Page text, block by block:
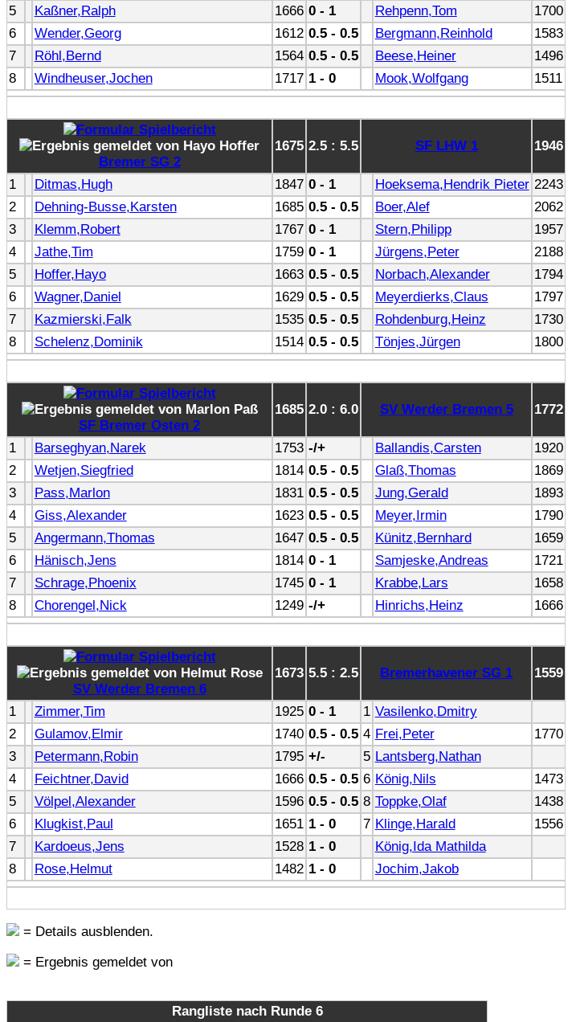
5
Kaßner,Ralph 1666 0 - 1 Rehpenn,Tom
1700
6
Wender,Georg 1612 0.5 - 0.5 Bergmann,Reinhold
1583
7
Röhl,Bernd 1564 0.5 - 0.5 Beese,Heiner
1496
8
Windheuser,Jochen 1717 1 - 0 Mook,Wolfgang 1511
Bremer SG 2
1675 2.5 : 5.5 SF LHW 1 1946
1 Ditmas,Hugh 1847 0 - 1 Hoeksema,Hendrik Pieter 2243
2
Dehning-Busse,Karsten 1685 0.5 - 0.5 Boer,Alef
2062
3
Klemm,Robert 1767 0 - 1 Stern,Philipp
1957
4
Jathe,Tim 1759 0 - 1 Jürgens,Peter
2188
5
Hoffer,Hayo 1663 0.5 - 0.5 Norbach,Alexander
1794
6
Wagner,Daniel 1629 0.5 - 0.5 Meyerdierks,Claus
1797
7
Kazmierski,Falk 1535 0.5 - 0.5 Rohdenburg,Heinz
1730
8
Schelenz,Dominik 1514 0.5 - 0.5 Tönjes,Jürgen 1800
SF Bremer Osten 2
1685 2.0 : 6.0 SV Werder Bremen 5 1772
1 Barseghyan,Narek 1753 -/+ Ballandis,Carsten
1920
2
Wetjen,Siegfried 1814 0.5 - 0.5 Glaß,Thomas
1869
3
Pass,Marlon 1831 0.5 - 0.5 Jung,Gerald
1893
4
Giss,Alexander 1623 0.5 - 0.5 Meyer,Irmin
1790
5
Angermann,Thomas 1647 0.5 - 0.5 Künitz,Bernhard
1659
6
Hänisch,Jens 1814 0 - 1 Samjeske,Andreas
1721
7
Schrage,Phoenix 1745 0 - 1 Krabbe,Lars
1658
8
Chorengel,Nick 1249 -/+ Hinrichs,Heinz 1666
SV Werder Bremen 6
1673 5.5 : 2.5 Bremerhavener SG 1 1559
1 Zimmer,Tim 1925 0 - 1 1 Vasilenko,Dmitry
2
Gulamov,Elmir 1740 0.5 - 0.5 4 Frei,Peter
1770
3
Petermann,Robin 1795 +/- 5 Lantsberg,Nathan
4
Feichtner,David 1666 0.5 - 0.5 6 König,Nils
1473
5
Völpel,Alexander 1596 0.5 - 0.5 8 Toppke,Olaf
1438
6
Klugkist,Paul 1651 1 - 0 7 Klinge,Harald
1556
7
Kardoeus,Jens 1528 1 - 0
König,Ida Mathilda
8
Rose,Helmut 1482 1 - 0 Jochim,Jakob
= Details ausblenden.
= Ergebnis gemeldet von
Rangliste nach Runde 6